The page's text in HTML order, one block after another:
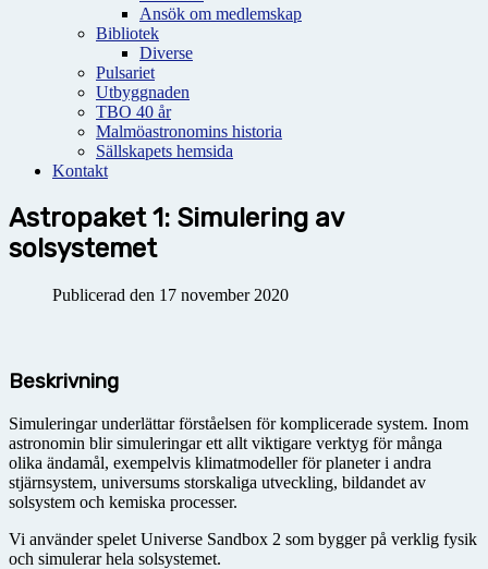
Ansök om medlemskap
Bibliotek
Diverse
Pulsariet
Utbyggnaden
TBO 40 år
Malmöastronomins historia
Sällskapets hemsida
Kontakt
Astropaket 1: Simulering av
solsystemet
Publicerad den 17 november 2020
Beskrivning
Simuleringar underlättar förståelsen för komplicerade system. Inom
astronomin blir simuleringar ett allt viktigare verktyg för många
olika ändamål, exempelvis klimatmodeller för planeter i andra
stjärnsystem, universums storskaliga utveckling, bildandet av
solsystem och kemiska processer.
Vi använder spelet Universe Sandbox 2 som bygger på verklig fysik
och simulerar hela solsystemet.